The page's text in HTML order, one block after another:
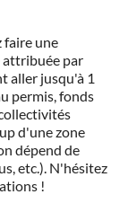
faire une
attribuée par
aller jusqu'à 1
permis, fonds
d'une zone
dépend de
etc.). N'hésitez
!